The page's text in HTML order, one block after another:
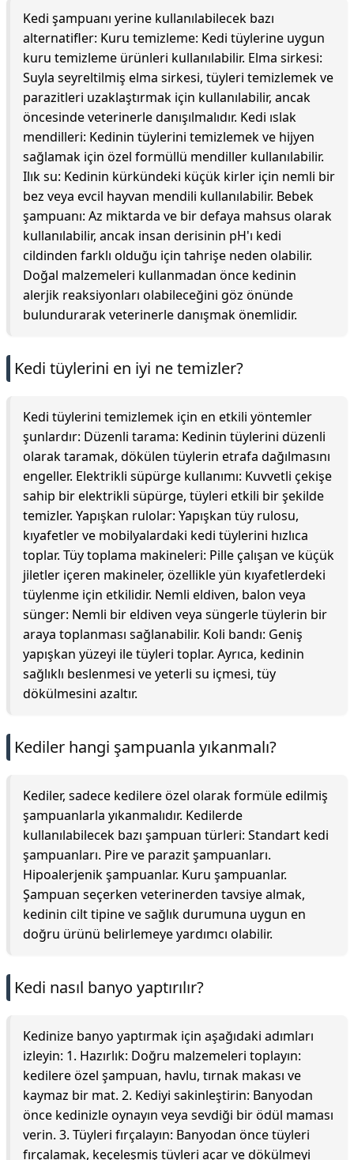
Kedi şampuanı yerine kullanılabilecek bazı
alternatifler: Kuru temizleme: Kedi tüylerine uygun
kuru temizleme ürünleri kullanılabilir. Elma sirkesi:
Suyla seyreltilmiş elma sirkesi, tüyleri temizlemek ve
parazitleri uzaklaştırmak için kullanılabilir, ancak
öncesinde veterinerle danışılmalıdır. Kedi ıslak
mendilleri: Kedinin tüylerini temizlemek ve hijyen
sağlamak için özel formüllü mendiller kullanılabilir.
Ilık su: Kedinin kürkündeki küçük kirler için nemli bir
bez veya evcil hayvan mendili kullanılabilir. Bebek
şampuanı: Az miktarda ve bir defaya mahsus olarak
kullanılabilir, ancak insan derisinin pH'ı kedi
cildinden farklı olduğu için tahrişe neden olabilir.
Doğal malzemeleri kullanmadan önce kedinin
alerjik reaksiyonları olabileceğini göz önünde
bulundurarak veterinerle danışmak önemlidir.
Kedi tüylerini en iyi ne temizler?
Kedi tüylerini temizlemek için en etkili yöntemler
şunlardır: Düzenli tarama: Kedinin tüylerini düzenli
olarak taramak, dökülen tüylerin etrafa dağılmasını
engeller. Elektrikli süpürge kullanımı: Kuvvetli çekişe
sahip bir elektrikli süpürge, tüyleri etkili bir şekilde
temizler. Yapışkan rulolar: Yapışkan tüy rulosu,
kıyafetler ve mobilyalardaki kedi tüylerini hızlıca
toplar. Tüy toplama makineleri: Pille çalışan ve küçük
jiletler içeren makineler, özellikle yün kıyafetlerdeki
tüylenme için etkilidir. Nemli eldiven, balon veya
sünger: Nemli bir eldiven veya süngerle tüylerin bir
araya toplanması sağlanabilir. Koli bandı: Geniş
yapışkan yüzeyi ile tüyleri toplar. Ayrıca, kedinin
sağlıklı beslenmesi ve yeterli su içmesi, tüy
dökülmesini azaltır.
Kediler hangi şampuanla yıkanmalı?
Kediler, sadece kedilere özel olarak formüle edilmiş
şampuanlarla yıkanmalıdır. Kedilerde
kullanılabilecek bazı şampuan türleri: Standart kedi
şampuanları. Pire ve parazit şampuanları.
Hipoalerjenik şampuanlar. Kuru şampuanlar.
Şampuan seçerken veterinerden tavsiye almak,
kedinin cilt tipine ve sağlık durumuna uygun en
doğru ürünü belirlemeye yardımcı olabilir.
Kedi nasıl banyo yaptırılır?
Kedinize banyo yaptırmak için aşağıdaki adımları
izleyin: 1. Hazırlık: Doğru malzemeleri toplayın:
kedilere özel şampuan, havlu, tırnak makası ve
kaymaz bir mat. 2. Kediyi sakinleştirin: Banyodan
önce kedinizle oynayın veya sevdiği bir ödül maması
verin. 3. Tüyleri fırçalayın: Banyodan önce tüyleri
fırçalamak, keçeleşmiş tüyleri açar ve dökülmeyi